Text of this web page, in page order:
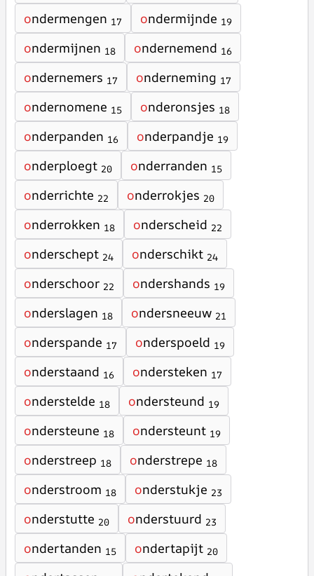
ondermengen 17 ondermijnde 19
ondermijnen 18 ondernemend 16
ondernemers 17 onderneming 17
ondernomene 15 onderonsjes 18
onderpanden 16 onderpandje 19
onderploegt 20 onderranden 15
onderrichte 22 onderrokjes 20
onderrokken 18 onderscheid 22
onderschept 24 onderschikt 24
onderschoor 22 ondershands 19
onderslagen 18 ondersneeuw 21
onderspande 17 onderspoeld 19
onderstaand 16 ondersteken 17
onderstelde 18 ondersteund 19
ondersteune 18 ondersteunt 19
onderstreep 18 onderstrepe 18
onderstroom 18 onderstukje 23
onderstutte 20 onderstuurd 23
ondertanden 15 ondertapijt 20